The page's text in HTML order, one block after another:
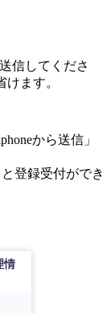
信してくださ
ます。
から送信」
登録受付ができ
情